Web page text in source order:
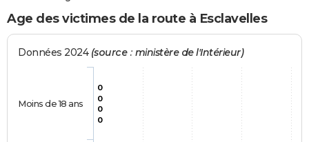
Age des victimes de la route à Esclavelles
Données 2024 (source : ministère de l'Intérieur)
0
0
0
0
Moins de 18 ans